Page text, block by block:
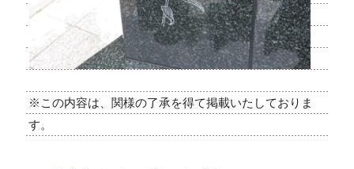
※この内容は、関様の了承を得て掲載いたしておりま
す。